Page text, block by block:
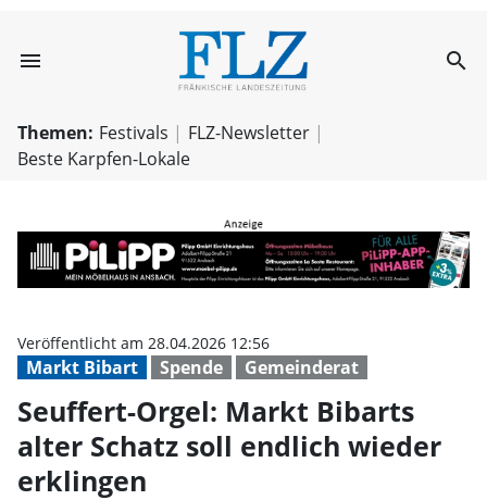
menu Seuffert-Orgel:
search
Themen: Festivals
FLZ-Newsletter
Beste Karpfen-Lokale
Markt Bibart Spende Gemeinderat
Veröffentlicht am 28.04.2026 12:56
Seuffert-Orgel: Markt Bibarts
alter Schatz soll endlich wieder
erklingen